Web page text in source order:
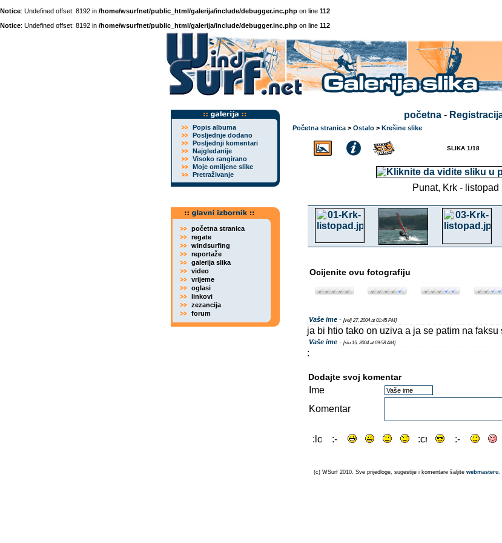
Notice: Undefined offset: 8192 in /home/wsurfnet/public_html/galerija/include/debugger.inc.php on line 112
Notice: Undefined offset: 8192 in /home/wsurfnet/public_html/galerija/include/debugger.inc.php on line 112
Popis albuma
Posljednje dodano
Posljednji komentari
Najgledanije
Visoko rangirano
Moje omiljene slike
Pretraživanje
početna stranica
regate
windsurfing
reportaže
galerija slika
video
vrijeme
oglasi
linkovi
zezancija
forum
početna-
Početna stranica > Ostalo > Krešine slike
SLIKA 1/18
Punat, Krk - listopad
Ocijenite ovu fotografiju
Vaše ime - [velj 27, 2004 at 01:45 PM]
ja bi htio tako on uziva a ja se patim na faksu
Vaše ime - [stu 15, 2004 at 09:58 AM]
:
Dodajte svoj komentar
Ime
Komentar
(c) WSurf 2010. Sve prijedloge, sugestije i komentare šaljite webmasteru